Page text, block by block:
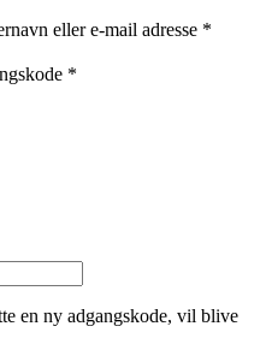
eller e-mail adresse *
*
en ny adgangskode, vil blive